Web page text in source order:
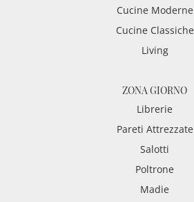
Cucine Moderne
Cucine Classiche
Living
ZONA GIORNO
Librerie
Pareti Attrezzate
Salotti
Poltrone
Madie